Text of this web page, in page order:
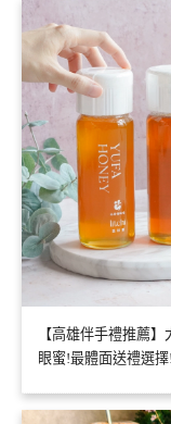
【高雄伴手禮推薦
眼蜜!最體面送禮選